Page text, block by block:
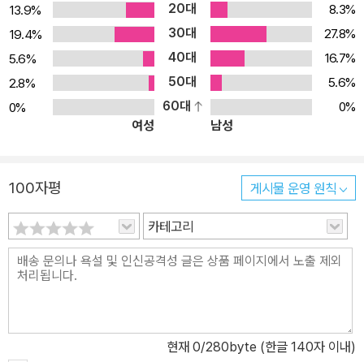
13.9%
20대
8.3%
19.4%
30대
27.8%
5.6%
40대
16.7%
2.8%
50대
5.6%
0%
60대
0%
여성
남성
100자평 게시물 운영 원칙
카테고리
현재 0/280byte (한글 140자 이내)